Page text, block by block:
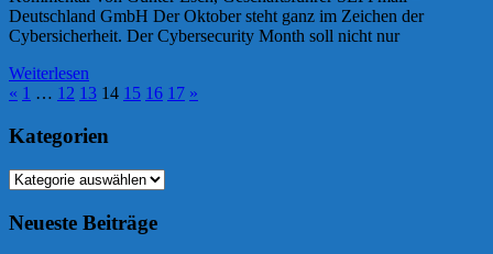
Deutschland GmbH Der Oktober steht ganz im Zeichen der
Cybersicherheit. Der Cybersecurity Month soll nicht nur
Weiterlesen
Seitennummerierung
der
Beiträge
« Vorherige
1 … 12 13 14 15 16 17 Nächste
»
Kategorien
Kategorien
Neueste Beiträge